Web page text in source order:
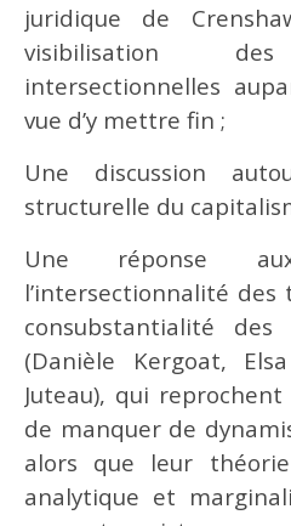
juridique de
visibilisation des
intersectionnelles
vue d’y mettre fin ;
Une discussion
structurelle du
Une réponse
l’intersectionnalité
consubstantialité
(Danièle Kergoat,
Juteau), qui
de manquer de
alors que leur
analytique et